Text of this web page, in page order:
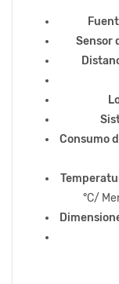
Sensor
Consumo
°C/